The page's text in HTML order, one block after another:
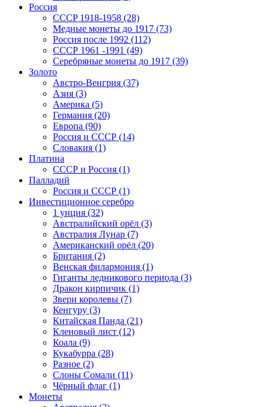
Россия
CCCP 1918-1958 (28)
Медные монеты до 1917 (73)
Россия после 1992 (112)
СССР 1961 -1991 (49)
Серебряные монеты до 1917 (39)
Золото
Австро-Венгрия (37)
Азия (3)
Америка (5)
Германия (20)
Европа (90)
Россия и СССР (14)
Словакия (1)
Платина
СССР и Россия (1)
Палладий
Россия и СССР (1)
Инвестиционное серебро
1 унция (32)
Австралийский орёл (3)
Австралия Лунар (7)
Американский орёл (20)
Британия (2)
Венская филармония (1)
Гиганты ледникового периода (3)
Дракон кирпичик (1)
Звери королевы (7)
Кенгуру (3)
Китайская Панда (21)
Кленовый лист (12)
Коала (9)
Кукабурра (28)
Разное (2)
Слоны Сомали (11)
Чёрный флаг (1)
Монеты